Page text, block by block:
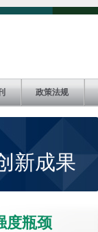
政策法规
新成果
度瓶颈